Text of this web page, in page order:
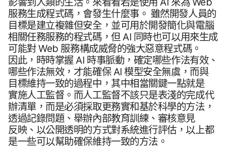
服務​生​成程式​碼，​會​發生​什麼事。 雖然​開發​人員​的​
目標​是​建立​複雜​但​安全，​並​可​用​於​開發​簡化​與​電腦​
相關​任務​服務​的​程式​碼，​但 AI 同時​也​可以​用​來​生成​
可能​對Web 服務​構成​威脅​的​強大​惡意程式​碼。
因此，​時​時​掌握 AI 時​事​脈動，​確定​哪些​作法​有效、​
哪些​作法​無效，​才​能​確保AI模型​安全​無虞，​而​與​
目標​維持​一致​的​過程​中，​其中​相當​關鍵​一點​就是​
實施​人​工​監督。​而​人​工監督​不該​只是​表淺​的​完成​代​
辦​清單，​而​是​必須​採取​更務實​和​基於​科學​的​方法，​
透過​記錄​問題、​舉辦​內部​教育​訓練、​審核​意見​
反映、​以​公開​透明​的​方式​對​系統​進行​評估，​以上​都​
是​一些​可以​幫助確保​維持​一致​的​方法。